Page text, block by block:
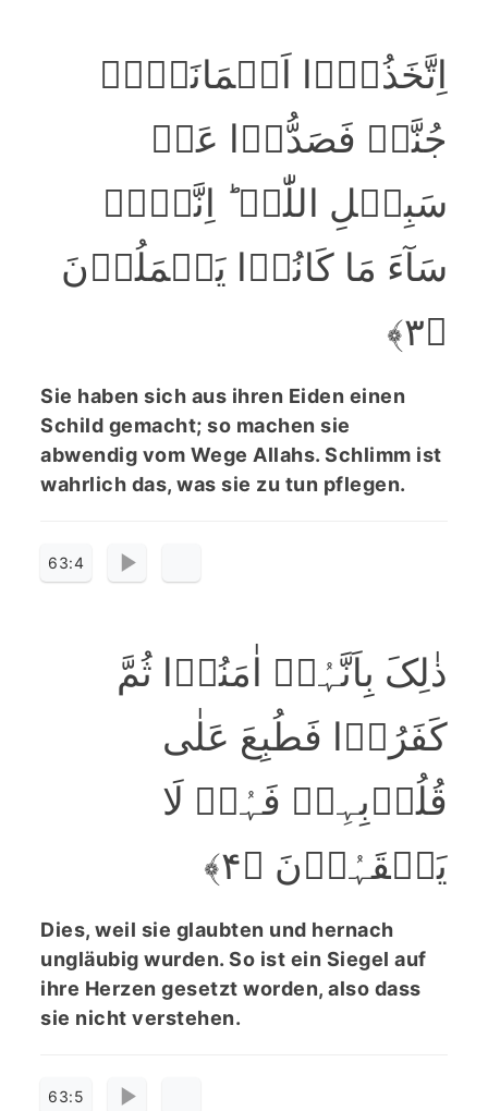
اِتَّخَذُوۡۤا اَیۡمَانَہُمۡ
جُنَّۃً فَصَدُّوۡا عَنۡ
سَبِیۡلِ اللّٰہِ ؕ اِنَّہُمۡ
سَآءَ مَا کَانُوۡا یَعۡمَلُوۡنَ
﴿۳﴾
Sie haben sich aus ihren Eiden einen
Schild gemacht; so machen sie
abwendig vom Wege Allahs. Schlimm ist
wahrlich das, was sie zu tun pflegen.
63:4
ذٰلِکَ بِاَنَّہُمۡ اٰمَنُوۡا ثُمَّ
کَفَرُوۡا فَطُبِعَ عَلٰی
قُلُوۡبِہِمۡ فَہُمۡ لَا
یَفۡقَہُوۡنَ ﴿۴﴾
Dies, weil sie glaubten und hernach
ungläubig wurden. So ist ein Siegel auf
ihre Herzen gesetzt worden, also dass
sie nicht verstehen.
63:5